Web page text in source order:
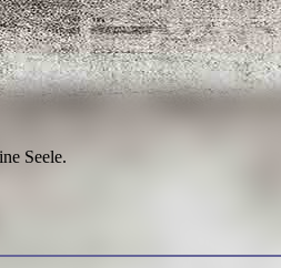
Seele.